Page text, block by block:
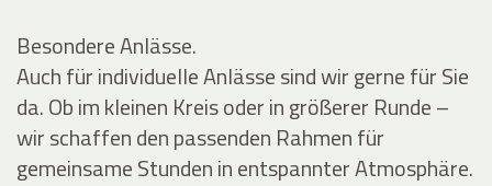
Besondere Anlässe.
Auch für individuelle Anlässe sind wir gerne für Sie
da. Ob im kleinen Kreis oder in größerer Runde –
wir schaffen den passenden Rahmen für
gemeinsame Stunden in entspannter Atmosphäre.